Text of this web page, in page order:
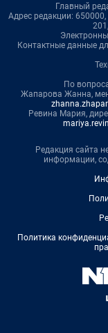
Главный
Адрес редакции:
Контактные данные
По
Жапарова Жанна,
Ревина Мария,
Редакция сайта
информации,
Политика